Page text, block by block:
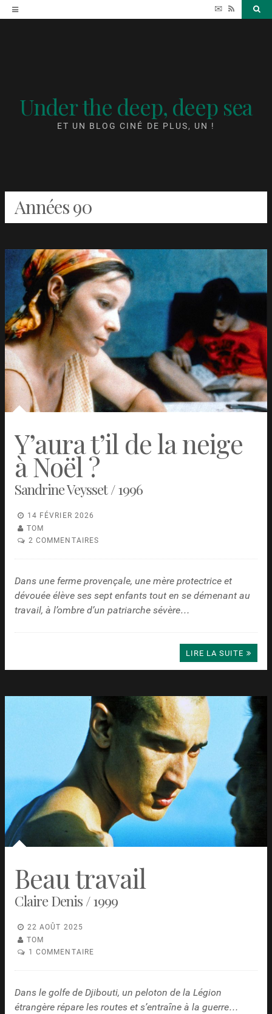
Accéder
au
✉ RSS
Under the deep, deep sea
ET UN BLOG CINÉ DE PLUS, UN !
Années 90
Y’aura t’il de la neige
à Noël ?
Sandrine Veysset / 1996
14 FÉVRIER 2026
TOM
2 COMMENTAIRES
Dans une ferme provençale, une mère protectrice et
dévouée élève ses sept enfants tout en se démenant au
travail, à l’ombre d’un patriarche sévère…
LIRE LA SUITE
Beau travail
Claire Denis / 1999
22 AOÛT 2025
TOM
1 COMMENTAIRE
Dans le golfe de Djibouti, un peloton de la Légion
étrangère répare les routes et s’entraîne à la guerre…